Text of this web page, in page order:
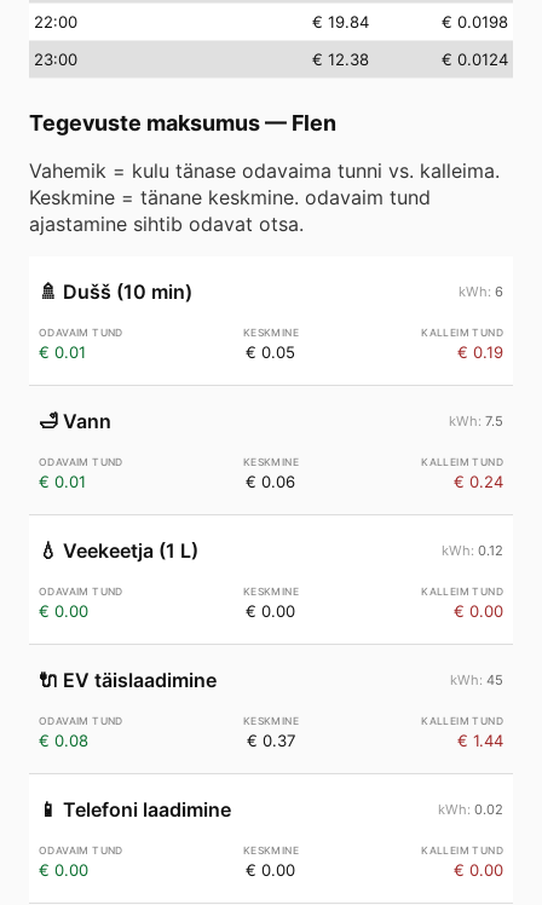
22:00 € 19.84
€ 0.0198
23:00 € 12.38 € 0.0124
Tegevuste maksumus— Flen
Vahemik = kulu tänase odavaima tunni vs. kalleima.
Keskmine = tänane keskmine. odavaim tund
ajastamine sihtib odavat otsa.
🚿 Dušš (10 min) 6
€ 0.01 € 0.05 € 0.19
🛁 Vann 7.5
€ 0.01 € 0.06 € 0.24
💧 Veekeetja (1 L) 0.12
€ 0.00 € 0.00 € 0.00
🔌 EV täislaadimine 45
€ 0.08 € 0.37 € 1.44
📱 Telefoni laadimine 0.02
€ 0.00 € 0.00 € 0.00